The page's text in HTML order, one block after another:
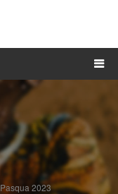
Pasqua 2023